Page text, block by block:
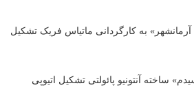
آرمانشهر» به کارگردانی ماتیاس فریک تشکیل
ساخته آنتونیو پائولتی تشکیل اتیوپی